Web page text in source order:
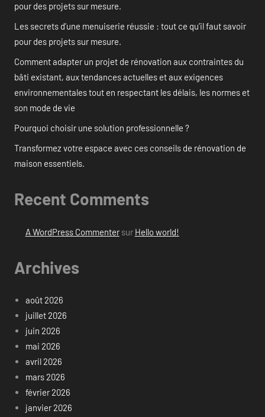
pour des projets sur mesure.
Les secrets d’une menuiserie réussie : tout ce qu’il faut savoir
pour des projets sur mesure.
Comment adapter un projet de rénovation aux contraintes du
bâti existant, aux tendances actuelles et aux exigences
environnementales tout en respectant les délais, les normes et
son mode de vie
Pourquoi choisir une solution professionnelle ?
Transformez votre espace avec ces conseils de rénovation de
maison essentiels.
Recent Comments
A WordPress Commentersur Hello world!
Archives
août 2026
juillet 2026
juin 2026
mai 2026
avril 2026
mars 2026
février 2026
janvier 2026